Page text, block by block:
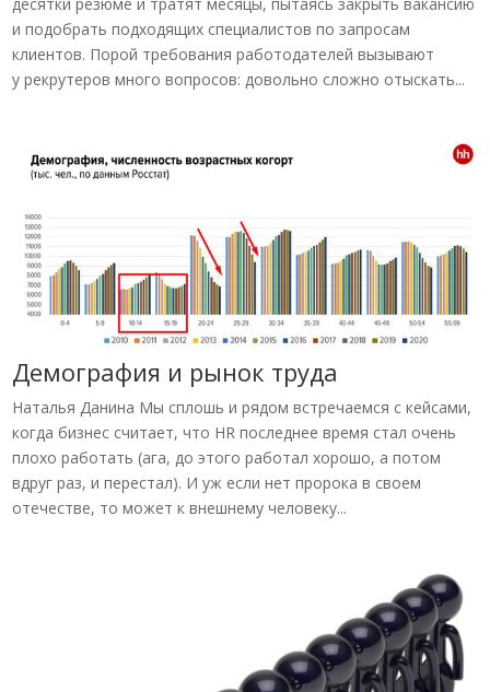
и подобрать подходящих специалистов по запросам
клиентов. Порой требования работодателей вызывают
у рекрутеров много вопросов: довольно сложно отыскать...
Демография и рынок труда
Наталья Данина Мы сплошь и рядом встречаемся с кейсами,
когда бизнес считает, что HR последнее время стал очень
плохо работать (ага, до этого работал хорошо, а потом
вдруг раз, и перестал). И уж если нет пророка в своем
отечестве, то может к внешнему человеку...